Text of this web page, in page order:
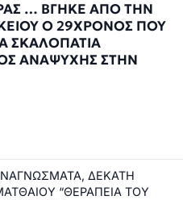
… ΒΓΗΚΕ ΑΠΟ ΤΗΝ
Ο 29ΧΡΟΝΟΣ ΠΟΥ
ΣΚΑΛΟΠΑΤΙΑ
ΑΝΑΨΥΧΗΣ ΣΤΗΝ
ΔΕΚΑΤΗ
“ΘΕΡΑΠΕΙΑ ΤΟΥ